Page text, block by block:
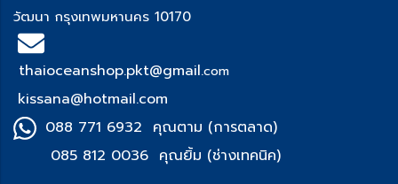
วัฒนา กรุงเทพมหานคร 10170
thaioceanshop.pkt@gmail.com
kissana@hotmail.com
088 771 6932 คุณตาม (การตลาด)
085 812 0036 คุณยิ้ม (ช่างเทคนิค)